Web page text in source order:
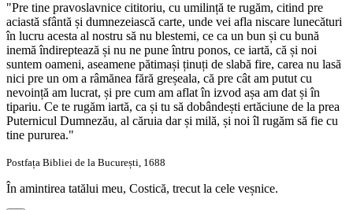
"Pre tine pravoslavnice cititoriu, cu umilință te rugăm, citind pre
aciastă sfântă și dumnezeiască carte, unde vei afla niscare lunecături
în lucru acesta al nostru să nu blestemi, ce ca un bun și cu bună
inemă îndireptează și nu ne pune întru ponos, ce iartă, că și noi
suntem oameni, aseamene pătimași ținuți de slabă fire, carea nu lasă
nici pre un om a râmănea fără greșeala, că pre cât am putut cu
nevoință am lucrat, și pre cum am aflat în izvod așa am dat și în
tipariu. Ce te rugăm iartă, ca și tu să dobândești ertăciune de la prea
Puternicul Dumnezău, al căruia dar și milă, și noi îl rugăm să fie cu
tine pururea."
Postfața Bibliei de la București, 1688
În amintirea tatălui meu, Costică, trecut la cele veșnice.